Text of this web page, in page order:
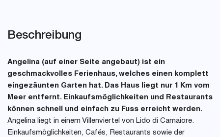
Beschreibung
Angelina (auf einer Seite angebaut) ist ein
geschmackvolles Ferienhaus, welches einen komplett
eingezäunten Garten hat. Das Haus liegt nur 1 Km vom
Meer entfernt. Einkaufsmöglichkeiten und Restaurants
können schnell und einfach zu Fuss erreicht werden.
Angelina liegt in einem Villenviertel von Lido di Camaiore.
Einkaufsmöglichkeiten, Cafés, Restaurants sowie der